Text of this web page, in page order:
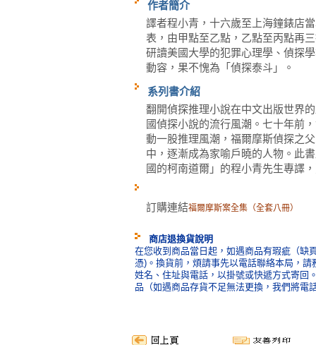
作者簡介
譯者程小青，十六歲至上海鐘錶店
表，由甲點至乙點，乙點至丙點再
研讀美國大學的犯罪心理學、偵探
動容，果不愧為「偵探泰斗」。
系列書介紹
翻開偵探推理小說在中文出版世界
國偵探小說的流行風潮。七十年前
動一股推理風潮，福爾摩斯偵探之
中，逐漸成為家喻戶曉的人物。此
國的柯南道爾」的程小青先生專譯
訂購連結福爾摩斯案全集（全套八冊）
商店退換貨說明
在您收到商品當日起，如遇商品有瑕疵（缺
憑)。換貨前，煩請事先以電話聯絡本局，
姓名、住址與電話，以掛號或快遞方式寄回
品（如遇商品存貨不足無法更換，我們將電